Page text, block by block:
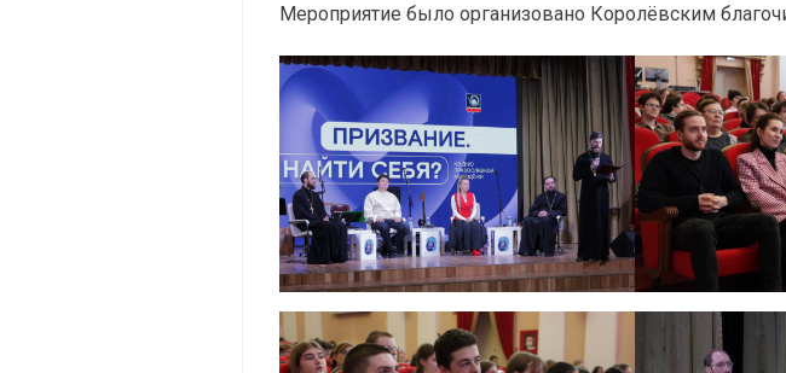
Мероприятие было организовано Королёвским